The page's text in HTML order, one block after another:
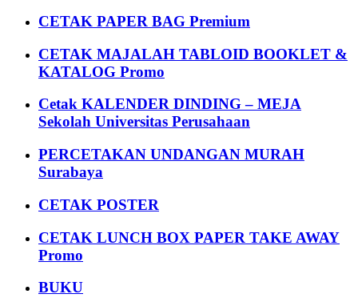
CETAK PAPER BAG Premium
CETAK MAJALAH TABLOID BOOKLET &
KATALOG Promo
Cetak KALENDER DINDING – MEJA
Sekolah Universitas Perusahaan
PERCETAKAN UNDANGAN MURAH
Surabaya
CETAK POSTER
CETAK LUNCH BOX PAPER TAKE AWAY
Promo
BUKU